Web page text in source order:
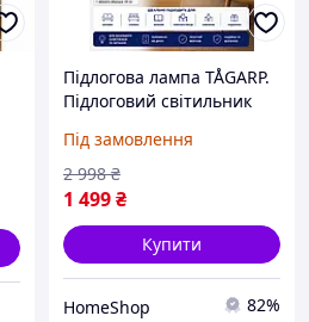
Підлогова лампа TÅGARP.
Підлоговий світильник
читання IKEA 404.863.87
Під замовлення
1 499₴
2 998 ₴
Купити
HomeShop 82%